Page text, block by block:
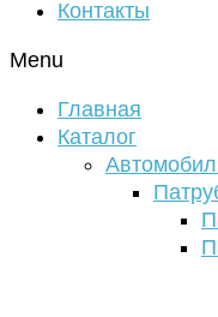
Контакты
Menu
Главная
Каталог